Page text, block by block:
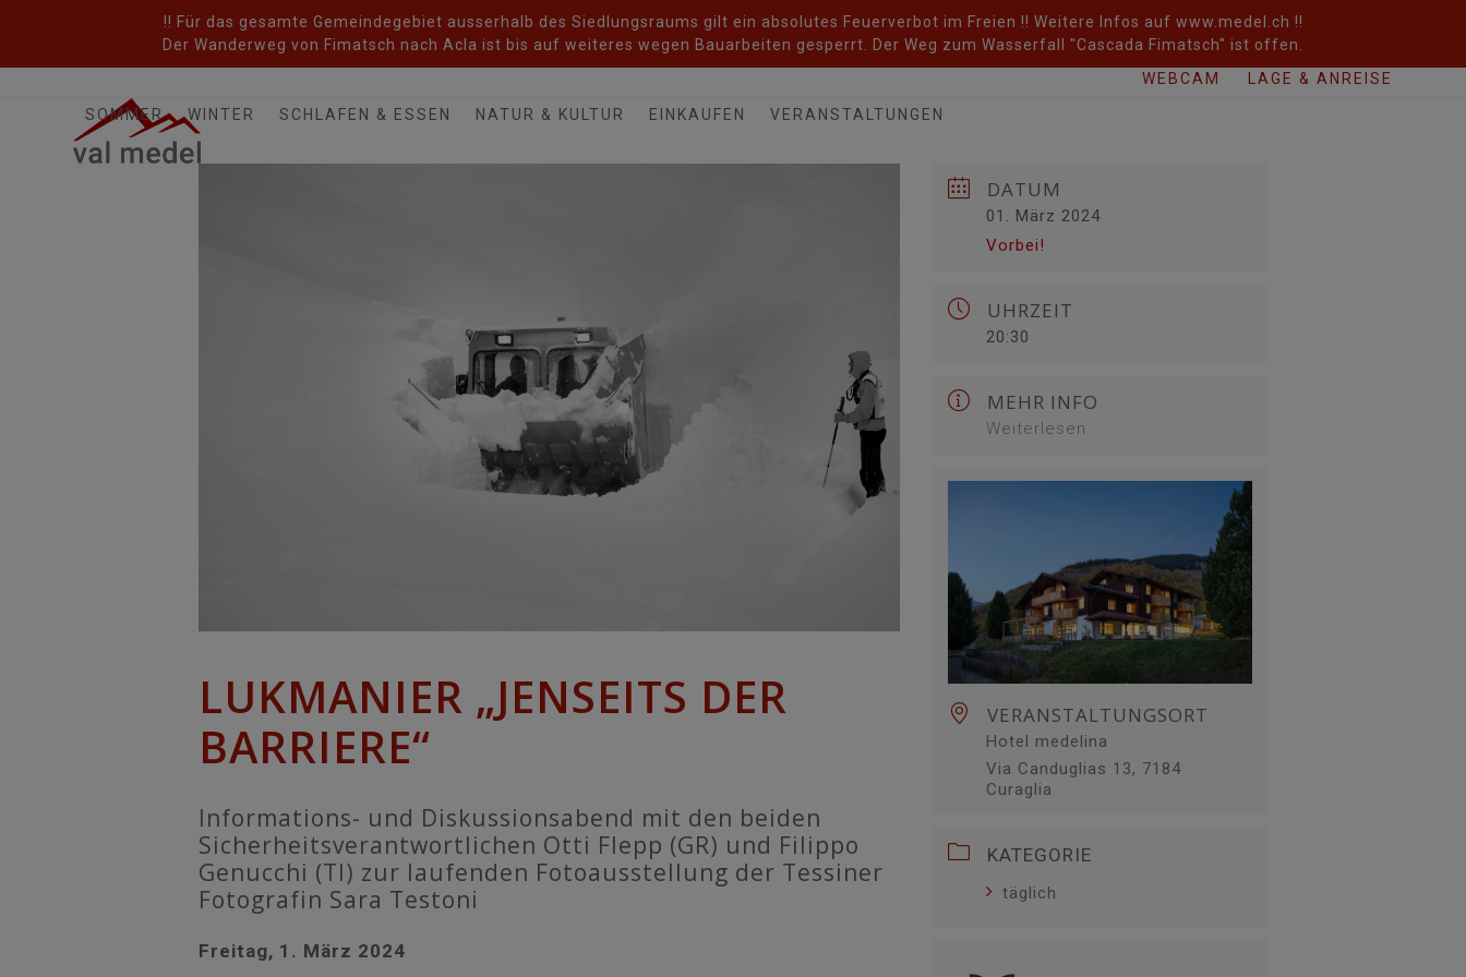
content
!! Für das gesamte Gemeindegebiet ausserhalb des Siedlungsraums gilt ein absolutes Feuerverbot im Freien !! Weitere Infos auf www.medel.ch !!
Der Wanderweg von Fimatsch nach Acla ist bis auf weiteres wegen Bauarbeiten gesperrt. Der Weg zum Wasserfall "Cascada Fimatsch" ist offen.
WEBCAM LAGE & ANREISE
SOMMER WINTER SCHLAFEN & ESSEN NATUR & KULTUR EINKAUFEN VERANSTALTUNGEN
LUKMANIER „JENSEITS DER
BARRIERE“
Informations- und Diskussionsabend mit den beiden
Sicherheitsverantwortlichen Otti Flepp (GR) und Filippo
Genucchi (TI) zur laufenden Fotoausstellung der Tessiner
Fotografin Sara Testoni
Freitag, 1. März 2024
DATUM
01. März 2024
Vorbei!
UHRZEIT
20:30
MEHR INFO
Weiterlesen
VERANSTALTUNGSORT
Hotel medelina
Via Canduglias 13, 7184
Curaglia
KATEGORIE
täglich